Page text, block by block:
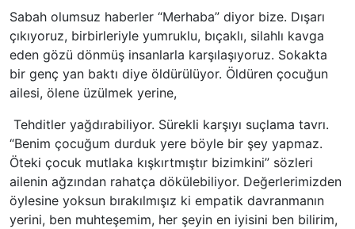
Sabah olumsuz haberler “Merhaba” diyor bize. Dışarı
çıkıyoruz, birbirleriyle yumruklu, bıçaklı, silahlı kavga
eden gözü dönmüş insanlarla karşılaşıyoruz. Sokakta
bir genç yan baktı diye öldürülüyor. Öldüren çocuğun
ailesi, ölene üzülmek yerine,
Tehditler yağdırabiliyor. Sürekli karşıyı suçlama tavrı.
“Benim çocuğum durduk yere böyle bir şey yapmaz.
Öteki çocuk mutlaka kışkırtmıştır bizimkini” sözleri
ailenin ağzından rahatça dökülebiliyor. Değerlerimizden
öylesine yoksun bırakılmışız ki empatik davranmanın
yerini, ben muhteşemim, her şeyin en iyisini ben bilirim,